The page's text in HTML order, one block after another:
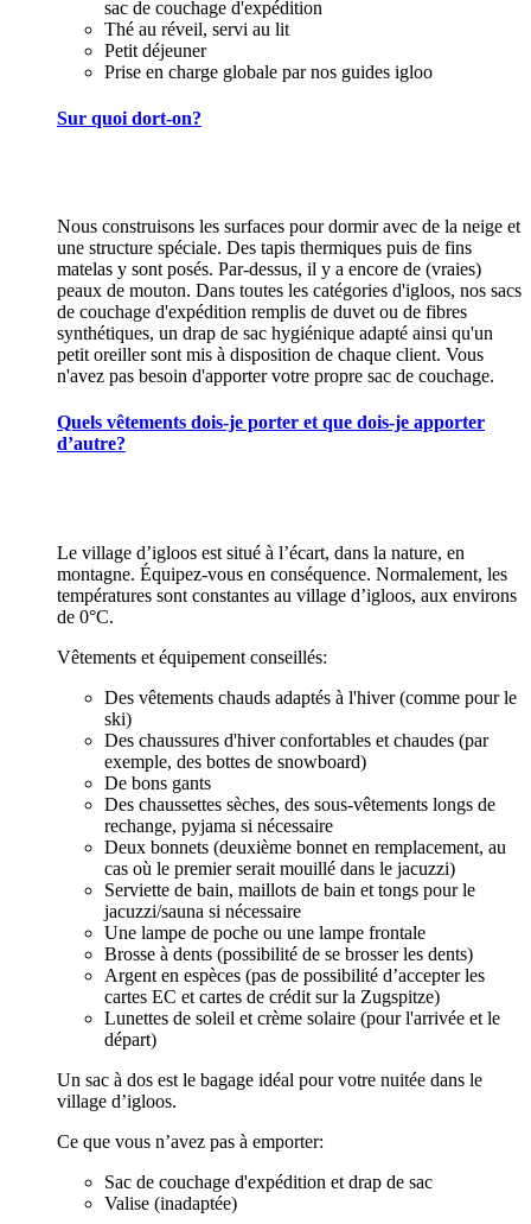
sac de couchage d'expédition
Thé au réveil, servi au lit
Petit déjeuner
Prise en charge globale par nos guides igloo
Sur quoi dort-on?
Nous construisons les surfaces pour dormir avec de la neige et
une structure spéciale. Des tapis thermiques puis de fins
matelas y sont posés. Par-dessus, il y a encore de (vraies)
peaux de mouton. Dans toutes les catégories d'igloos, nos sacs
de couchage d'expédition remplis de duvet ou de fibres
synthétiques, un drap de sac hygiénique adapté ainsi qu'un
petit oreiller sont mis à disposition de chaque client. Vous
n'avez pas besoin d'apporter votre propre sac de couchage.
Quels vêtements dois-je porter et que dois-je apporter
d’autre?
Le village d’igloos est situé à l’écart, dans la nature, en
montagne. Équipez-vous en conséquence. Normalement, les
températures sont constantes au village d’igloos, aux environs
de 0°C.
Vêtements et équipement conseillés:
Des vêtements chauds adaptés à l'hiver (comme pour le
ski)
Des chaussures d'hiver confortables et chaudes (par
exemple, des bottes de snowboard)
De bons gants
Des chaussettes sèches, des sous-vêtements longs de
rechange, pyjama si nécessaire
Deux bonnets (deuxième bonnet en remplacement, au
cas où le premier serait mouillé dans le jacuzzi)
Serviette de bain, maillots de bain et tongs pour le
jacuzzi/sauna si nécessaire
Une lampe de poche ou une lampe frontale
Brosse à dents (possibilité de se brosser les dents)
Argent en espèces (pas de possibilité d’accepter les
cartes EC et cartes de crédit sur la Zugspitze)
Lunettes de soleil et crème solaire (pour l'arrivée et le
départ)
Un sac à dos est le bagage idéal pour votre nuitée dans le
village d’igloos.
Ce que vous n’avez pas à emporter:
Sac de couchage d'expédition et drap de sac
Valise (inadaptée)